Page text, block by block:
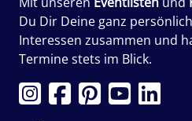
Du Dir Deine ganz
Interessen zusammen und
Termine stets im Blick.